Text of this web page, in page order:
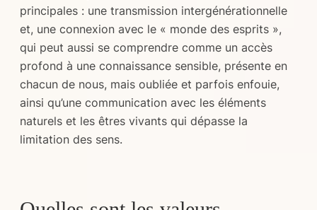
principales : une transmission intergénérationnelle
et, une connexion avec le « monde des esprits »,
qui peut aussi se comprendre comme un accès
profond à une connaissance sensible, présente en
chacun de nous, mais oubliée et parfois enfouie,
ainsi qu’une communication avec les éléments
naturels et les êtres vivants qui dépasse la
limitation des sens.